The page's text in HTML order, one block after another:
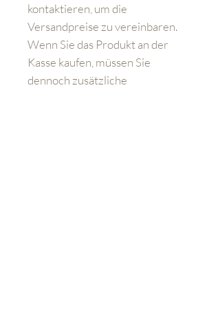
kontaktieren, um die
Versandpreise zu vereinbaren.
Wenn Sie das Produkt an der
Kasse kaufen, müssen Sie
dennoch zusätzliche